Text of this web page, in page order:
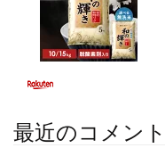
最近のコメント